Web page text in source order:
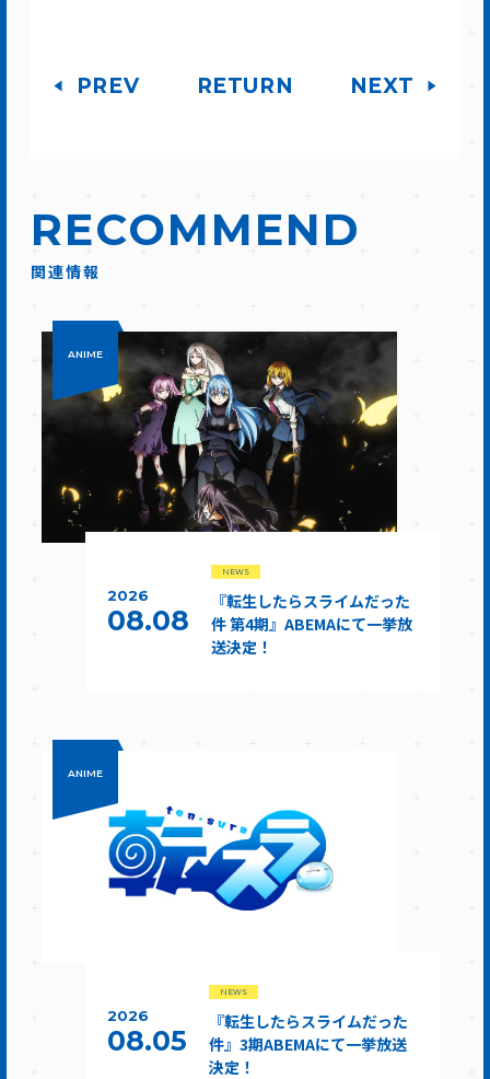
PREV RETURN NEXT
RECOMMEND
関連情報
ANIME
2026
08.08
NEWS
『転生したらスライムだった
件 第4期』ABEMAにて一挙放
送決定！
ANIME
2026
08.05
NEWS
『転生したらスライムだった
件』3期ABEMAにて一挙放送
決定！